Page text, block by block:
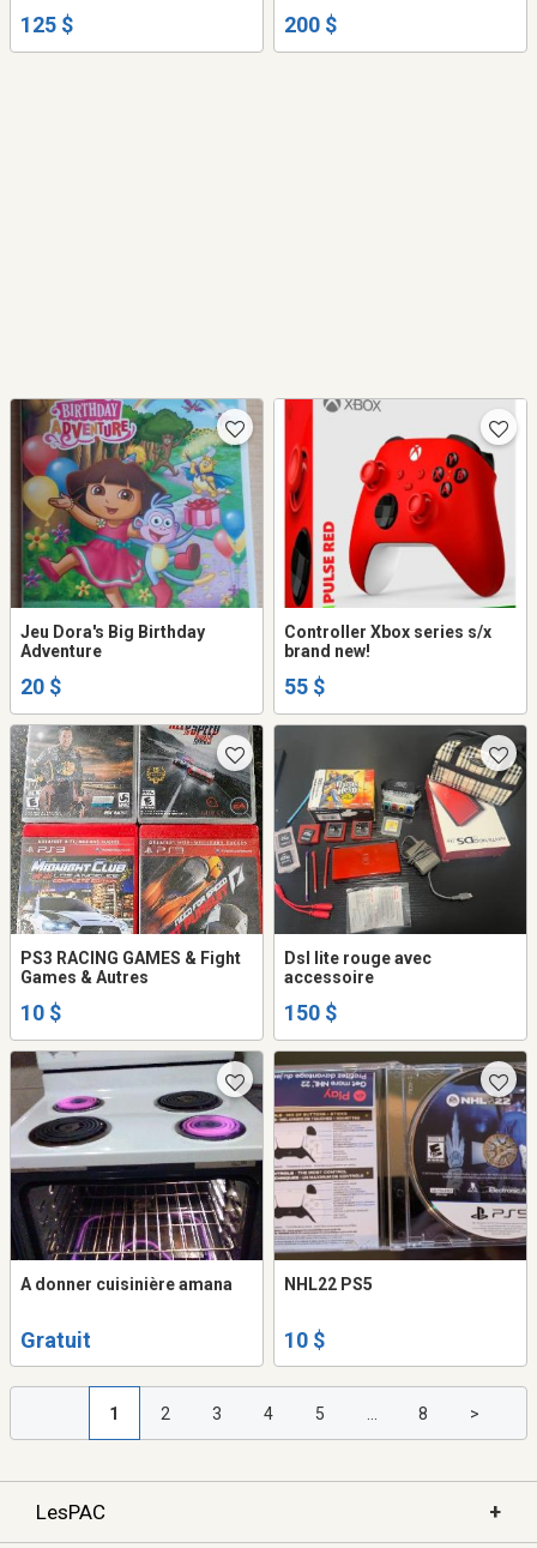
125 $ 200 $
Jeu Dora's Big Birthday
Adventure
20 $
Controller Xbox series s/x
brand new!
55 $
PS3 RACING GAMES & Fight
Games & Autres
10 $
Dsl lite rouge avec
accessoire
150 $
A donner cuisinière amana
Gratuit
NHL22 PS5
10 $
1 2 3 4 5 8 >
LesPAC +